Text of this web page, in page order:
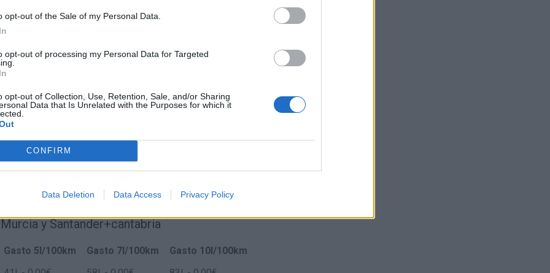
opt-out of the Sale of my Personal Data.
opt-out of processing my Personal Data for Targeted
opt-out of Collection, Use, Retention, Sale, and/or Sharing
Data that Is Unrelated with the Purposes for which it
CONFIRM
Data Deletion Data Access Privacy Policy
y Santander+cantabria
Gasto 5l/100km Gasto 7l/100km
Gasto 10l/100km